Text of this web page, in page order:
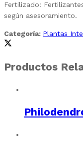
Fertilizado:
según asesoramiento.
Categoría: Plantas
Productos